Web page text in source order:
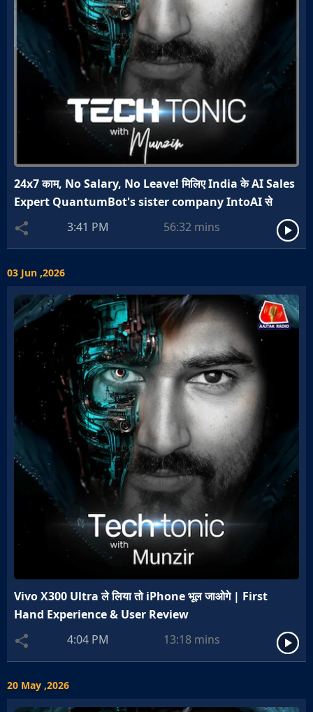
24x7 काम, No Salary, No Leave! मिलिए India के AI Sales
Expert QuantumBot's sister company IntoAI से
3:41 PM
56:32 mins
03 Jun ,2026
Vivo X300 Ultra ले लिया तो iPhone भूल जाओगे | First
Hand Experience & User Review
4:04 PM
13:18 mins
20 May ,2026